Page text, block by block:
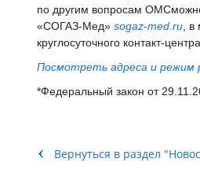
по другим вопросам
«СОГАЗ-Мед» sogaz-med ru ,
круглосуточного контакт-
Посмотреть адреса и
*Федеральный закон от
Вернуться в раздел